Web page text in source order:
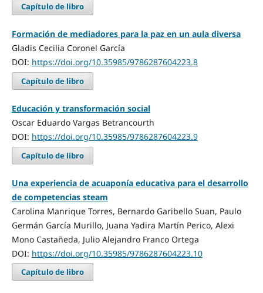
Capítulo de libro
Formación de mediadores para la paz en un aula diversa
Gladis Cecilia Coronel García
DOI: https://doi.org/10.35985/9786287604223.8
Capítulo de libro
Educación y transformación social
Oscar Eduardo Vargas Betrancourth
DOI: https://doi.org/10.35985/9786287604223.9
Capítulo de libro
Una experiencia de acuaponía educativa para el desarrollo
de competencias steam
Carolina Manrique Torres, Bernardo Garibello Suan, Paulo
Germán García Murillo, Juana Yadira Martín Perico, Alexi
Mono Castañeda, Julio Alejandro Franco Ortega
DOI: https://doi.org/10.35985/9786287604223.10
Capítulo de libro